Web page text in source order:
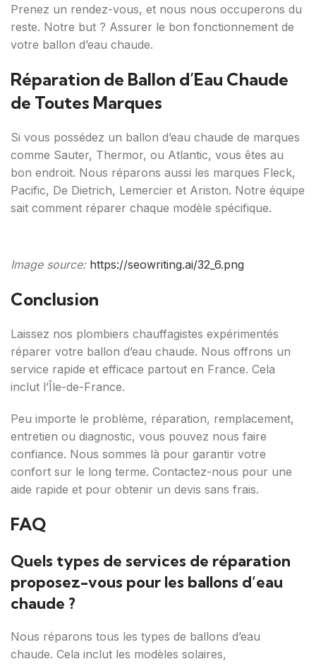
Prenez un rendez-vous, et nous nous occuperons du
reste. Notre but ? Assurer le bon fonctionnement de
votre ballon d’eau chaude.
Réparation de Ballon d’Eau Chaude
de Toutes Marques
Si vous possédez un ballon d’eau chaude de marques
comme Sauter, Thermor, ou Atlantic, vous êtes au
bon endroit. Nous réparons aussi les marques Fleck,
Pacific, De Dietrich, Lemercier et Ariston. Notre équipe
sait comment réparer chaque modèle spécifique.
Image source: https://seowriting.ai/32_6.png
Conclusion
Laissez nos plombiers chauffagistes expérimentés
réparer votre ballon d’eau chaude. Nous offrons un
service rapide et efficace partout en France. Cela
inclut l’Île-de-France.
Peu importe le problème, réparation, remplacement,
entretien ou diagnostic, vous pouvez nous faire
confiance. Nous sommes là pour garantir votre
confort sur le long terme. Contactez-nous pour une
aide rapide et pour obtenir un devis sans frais.
FAQ
Quels types de services de réparation
proposez-vous pour les ballons d’eau
chaude ?
Nous réparons tous les types de ballons d’eau
chaude. Cela inclut les modèles solaires,